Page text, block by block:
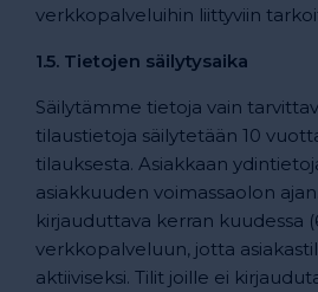
verkkopalveluihin liittyviin
1.5. Tietojen säilytysaika
Säilytämme tietoja vain
tilaustietoja säilytetään 10
tilauksesta. Asiakkaan
asiakkuuden voimassaolon
kirjauduttava kerran kuudessa
verkkopalveluun, jotta
aktiiviseksi. Tilit joille ei